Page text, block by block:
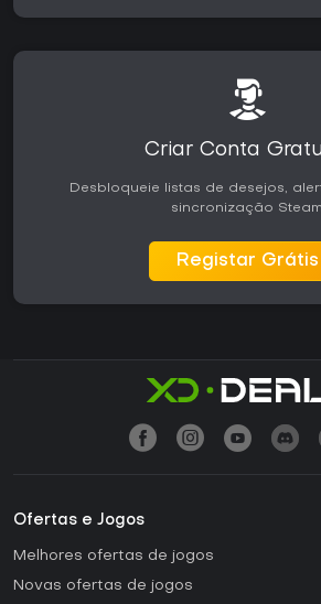
Criar Conta
Desbloqueie listas de desejos,
sincronização Steam
Registar Grátis
Ofertas e Jogos
Melhores ofertas de jogos
Novas ofertas de jogos